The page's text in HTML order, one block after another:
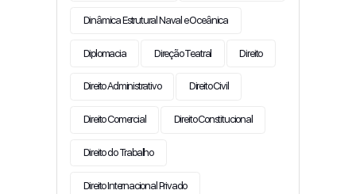
Dinâmica Estrutural Naval e Oceânica
Diplomacia Direção Teatral Direito
Direito Administrativo Direito Civil
Direito Comercial Direito Constitucional
Direito do Trabalho
Direito Internacional Privado